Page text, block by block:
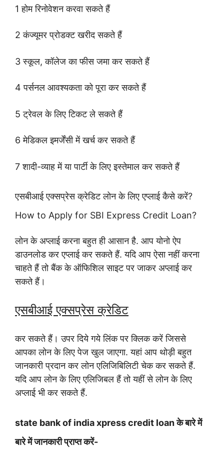
1 होम रिनोवेशन करवा सकते हैं
2 कंज्यूमर प्रोडक्ट खरीद सकते हैं
3 स्कूल, कॉलेज का फीस जमा कर सकते हैं
4 पर्सनल आवश्यकता को पूरा कर सकते हैं
5 ट्रेवल के लिए टिकट ले सकते हैं
6 मेडिकल इमर्जेंसी में खर्च कर सकते हैं
7 शादी-व्याह में या पार्टी के लिए इस्तेमाल कर सकते हैं
एसबीआई एक्सप्रेस क्रेडिट लोन के लिए एप्लाई कैसे करें?
How to Apply for SBI Express Credit Loan?
लोन के अप्लाई करना बहुत ही आसान है. आप योनो ऐप
डाउनलोड कर एप्लाई कर सकते हैं. यदि आप ऐसा नहीं करना
चाहते हैं तो बैंक के ऑफिशिल साइट पर जाकर अप्लाई कर
सकते हैं।
एसबीआई एक्सप्रेस क्रेडिट
कर सकते हैं। उपर दिये गये लिंक पर क्लिक करें जिससे
आपका लोन के लिए पेज खुल जाएगा. यहां आप थोड़ी बहुत
जानकारी प्रदान कर लोन एलिजिबिलिटी चेक कर सकते हैं.
यदि आप लोन के लिए एलिजिबल हैं तो यहीं से लोन के लिए
अप्लाई भी कर सकते हैं.
state bank of india xpress credit loan के बारे में
बारे में जानकारी प्राप्त करें-